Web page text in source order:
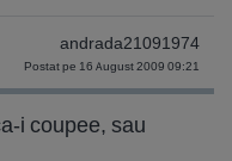
andrada21091974
Postat pe 16 August 2009 09:21
i coupee, sau